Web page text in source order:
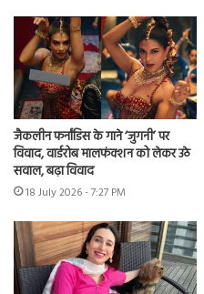
जैकलीन फर्नांडिस के गाने ‘जुगनी’ पर
विवाद, वार्डरोब मालफंक्शन को लेकर उठे
सवाल, बढ़ा विवाद
18 July 2026 - 7:27 PM